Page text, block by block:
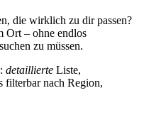
die wirklich zu dir passen?
Ort – ohne endlos
zu müssen.
detaillierte Liste,
filterbar nach Region,